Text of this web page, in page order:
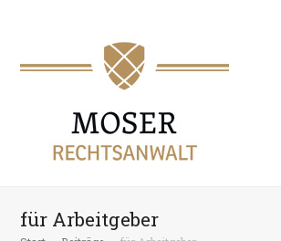
für Arbeitgeber